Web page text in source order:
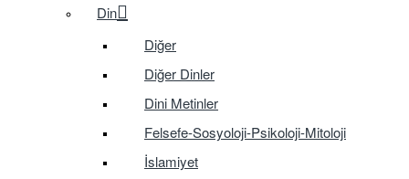
Din
Diğer
Diğer Dinler
Dini Metinler
Felsefe-Sosyoloji-Psikoloji-Mitoloji
İslamiyet